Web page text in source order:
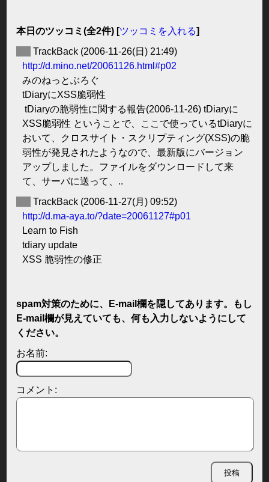
本日のツッコミ(全2件) [ツッコミを入れる]
TrackBack (2006-11-26(日) 21:49)
http://d.mino.net/20061126.html#p02
みのねっとぶろぐ
tDiaryにXSS脆弱性
tDiaryの脆弱性に関する報告(2006-11-26) tDiaryに
XSS脆弱性 ということで、ここで使っているtDiaryに
おいて、クロスサイト・スクリプティング(XSS)の脆
弱性が発見されたようなので、最新版にバージョン
アップしました。ファイルをダウンロードして来
て、サーバに送って、..
TrackBack (2006-11-27(月) 09:52)
http://d.ma-aya.to/?date=20061127#p01
Learn to Fish
tdiary update
XSS 脆弱性の修正
spam対策のために、E-mail欄を隠してあります。もし
E-mail欄が見えていても、何も入力しないようにして
ください。
お名前:
コメント: